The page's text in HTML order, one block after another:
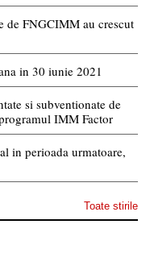
de FNGCIMM au crescut
in 30 iunie 2021
si subventionate de
IMM Factor
in perioada urmatoare,
Toate stirile